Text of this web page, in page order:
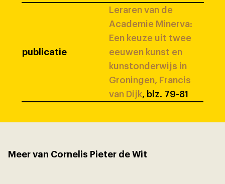
publicatie
Leraren van de
Academie Minerva:
Een keuze uit twee
eeuwen kunst en
kunstonderwijs in
Groningen, Francis
van Dijk, blz. 79-81
Meer van Cornelis Pieter de Wit